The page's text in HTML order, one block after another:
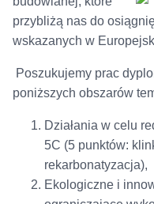
przybliżą nas do
wskazanych w
Poszukujemy prac
poniższych obszarów
Działania w celu
5C (5 punktów:
rekarbonatyzacja),
Ekologiczne i